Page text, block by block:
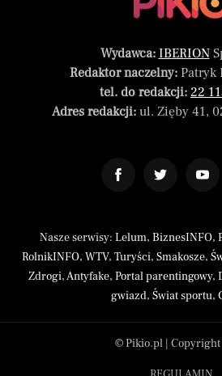
Wydawca: IBERION
Redaktor naczelny:Patryk
tel. do redakcji: 22
Adres redakcji:ul. Zięby 41,
Nasze serwisy: Lelum, BiznesINFO,
RolnikINFO, WTV, Turyści, Smakosze,
Zdrogi,Antyfake, Portal parentingowy,
gwiazd, Świat sportu,
© Pikio.pl |